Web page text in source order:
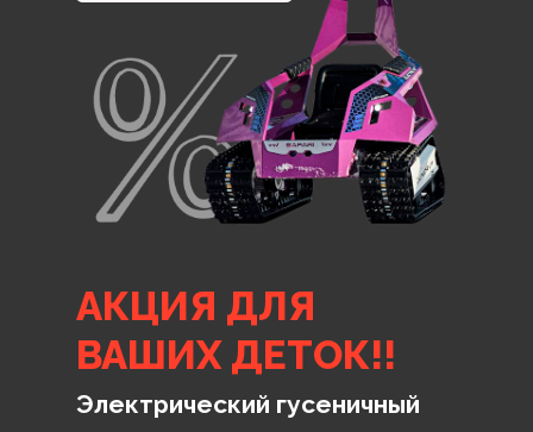
АКЦИЯ ДЛЯ
ВАШИХ ДЕТОК!!
Электрический гусеничный